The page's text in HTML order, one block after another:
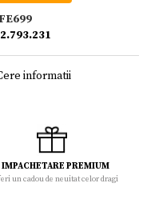
informatii
IMPACHETARE PREMIUM
un cadou de neuitat celor dragi